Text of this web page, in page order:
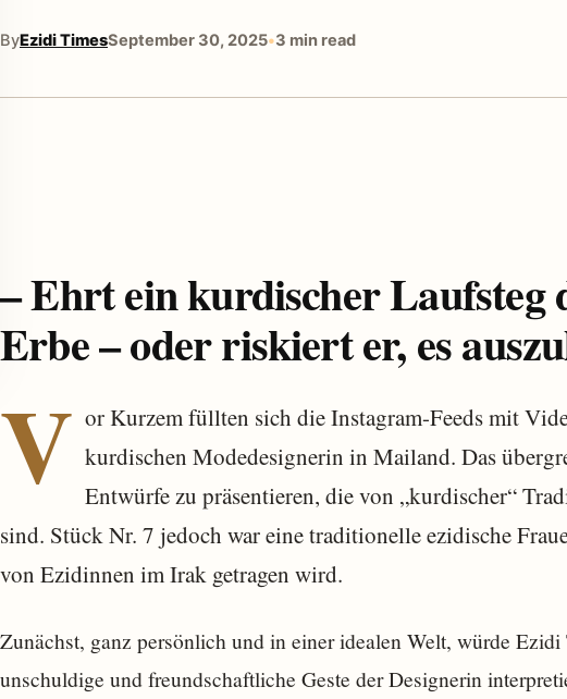
ByEzidi TimesSeptember 30, 2025•3 min read
– Ehrt ein kurdischer Laufsteg
Erbe – oder riskiert er, es
V or Kurzem füllten sich die Instagram-Feeds mit
kurdischen Modedesignerin in Mailand. Das
Entwürfe zu präsentieren, die von „kurdischer“
sind. Stück Nr. 7 jedoch war eine traditionelle ezidische
von Ezidinnen im Irak getragen wird.
Zunächst, ganz persönlich und in einer idealen Welt, würde
unschuldige und freundschaftliche Geste der Designerin